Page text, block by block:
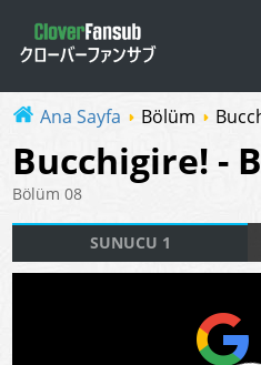
Ana Sayfa Bölüm
Bucchigire! -
Bölüm 08
SUNUCU 1